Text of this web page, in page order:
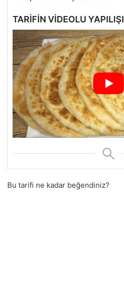
TARİFİN VİDEOLU YAPILIŞI
Bu tarifi ne kadar beğendiniz?